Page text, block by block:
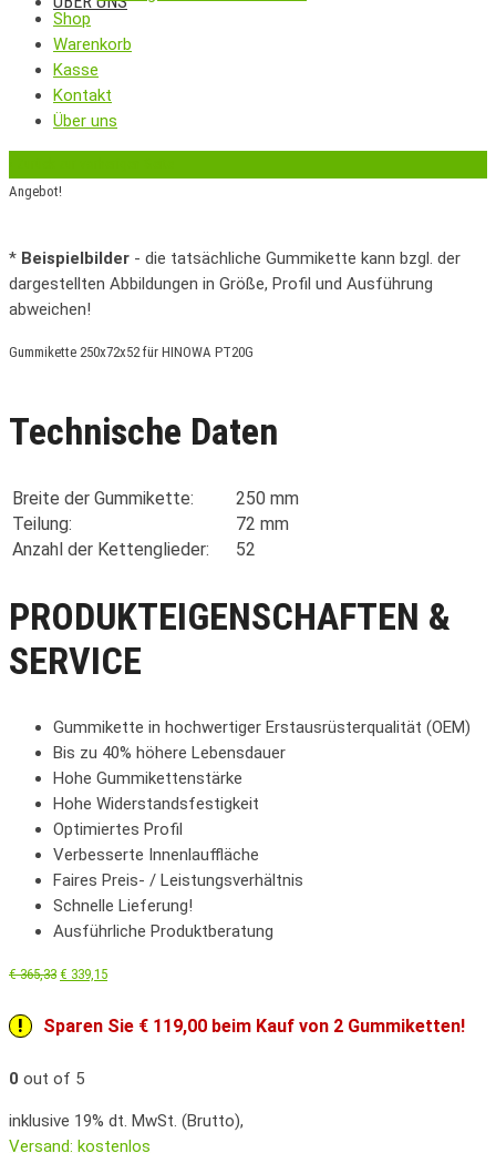
Shop
Warenkorb
Kasse
Kontakt
Über uns
Angebot!
* Beispielbilder - die tatsächliche Gummikette kann bzgl. der
dargestellten Abbildungen in Größe, Profil und Ausführung
abweichen!
Gummikette 250x72x52 für HINOWA PT20G
Technische Daten
Breite der Gummikette:
250 mm
Teilung:
72 mm
Anzahl der Kettenglieder:
52
PRODUKTEIGENSCHAFTEN &
SERVICE
Gummikette in hochwertiger Erstausrüsterqualität (OEM)
Bis zu 40% höhere Lebensdauer
Hohe Gummikettenstärke
Hohe Widerstandsfestigkeit
Optimiertes Profil
Verbesserte Innenlauffläche
Faires Preis- / Leistungsverhältnis
Schnelle Lieferung!
Ausführliche Produktberatung
€365,33 € 339,15
Sparen Sie € 119,00 beim Kauf von 2 Gummiketten!
0 out of 5
inklusive 19% dt. MwSt. (Brutto),
Versand: kostenlos